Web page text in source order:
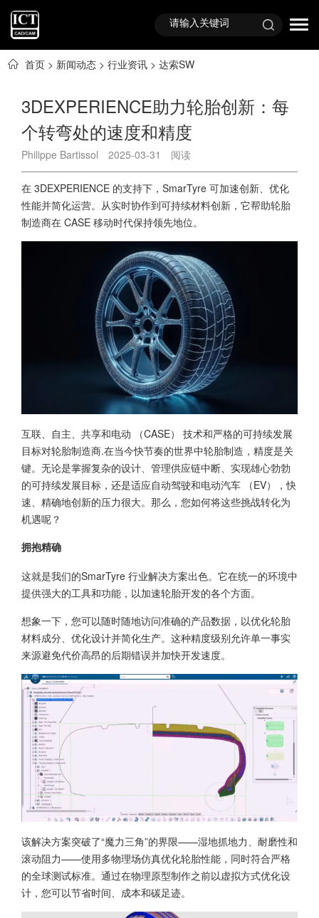
首页 > 新闻动态 > 行业资讯 > 达索SW
3DEXPERIENCE助力轮胎创新：每
个转弯处的速度和精度
Philippe Bartissol 2025-03-31 阅读
在 3DEXPERIENCE 的支持下，SmarTyre 可加速创新、优化
性能并简化运营。从实时协作到可持续材料创新，它帮助轮胎
制造商在 CASE 移动时代保持领先地位。
互联、自主、共享和电动 （CASE） 技术和严格的可持续发展
目标对轮胎制造商.在当今快节奏的世界中轮胎制造，精度是关
键。无论是掌握复杂的设计、管理供应链中断、实现雄心勃勃
的可持续发展目标，还是适应自动驾驶和电动汽车 （EV），快
速、精确地创新的压力很大。那么，您如何将这些挑战转化为
机遇呢？
拥抱精确
这就是我们的SmarTyre 行业解决方案出色。它在统一的环境中
提供强大的工具和功能，以加速轮胎开发的各个方面。
想象一下，您可以随时随地访问准确的产品数据，以优化轮胎
材料成分、优化设计并简化生产。这种精度级别允许单一事实
来源避免代价高昂的后期错误并加快开发速度。
该解决方案突破了“魔力三角”的界限——湿地抓地力、耐磨性和
滚动阻力——使用多物理场仿真优化轮胎性能，同时符合严格
的全球测试标准。通过在物理原型制作之前以虚拟方式优化设
计，您可以节省时间、成本和碳足迹。